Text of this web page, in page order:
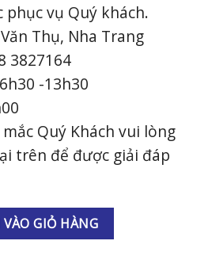
vụ Quý khách.
Thụ, Nha Trang
3827164
-13h30
Quý Khách vui lòng
trên để được giải đáp
GIỎ HÀNG